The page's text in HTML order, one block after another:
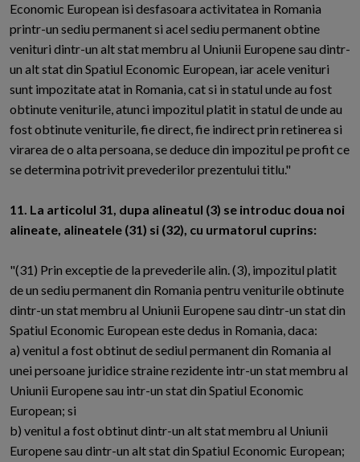
Economic European isi desfasoara activitatea in Romania
printr-un sediu permanent si acel sediu permanent obtine
venituri dintr-un alt stat membru al Uniunii Europene sau dintr-
un alt stat din Spatiul Economic European, iar acele venituri
sunt impozitate atat in Romania, cat si in statul unde au fost
obtinute veniturile, atunci impozitul platit in statul de unde au
fost obtinute veniturile, fie direct, fie indirect prin retinerea si
virarea de o alta persoana, se deduce din impozitul pe profit ce
se determina potrivit prevederilor prezentului titlu."
11. La articolul 31, dupa alineatul (3) se introduc doua noi
alineate, alineatele (31) si (32), cu urmatorul cuprins:
"(31) Prin exceptie de la prevederile alin. (3), impozitul platit
de un sediu permanent din Romania pentru veniturile obtinute
dintr-un stat membru al Uniunii Europene sau dintr-un stat din
Spatiul Economic European este dedus in Romania, daca:
a) venitul a fost obtinut de sediul permanent din Romania al
unei persoane juridice straine rezidente intr-un stat membru al
Uniunii Europene sau intr-un stat din Spatiul Economic
European; si
b) venitul a fost obtinut dintr-un alt stat membru al Uniunii
Europene sau dintr-un alt stat din Spatiul Economic European;